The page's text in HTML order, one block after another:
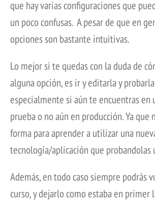
que hay varias configuraciones que
un poco confusas. A pesar de que en
opciones son bastante intuitivas.
Lo mejor si te quedas con la duda de
alguna opción, es ir y editarla y
especialmente si aún te encuentras en
prueba o no aún en producción. Ya que
forma para aprender a utilizar una
tecnología/aplicación que probandolas
Además, en todo caso siempre podrás
curso, y dejarlo como estaba en primer